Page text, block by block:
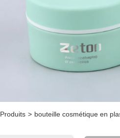
Produits > bouteille cosmétique en